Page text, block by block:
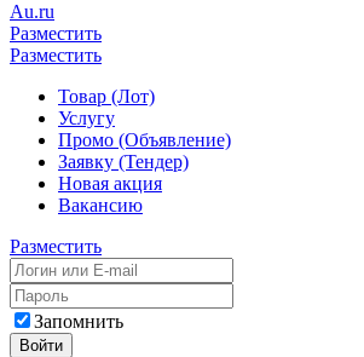
Au.ru
Разместить
Разместить
Товар (Лот)
Услугу
Промо (Объявление)
Заявку (Тендер)
Новая акция
Вакансию
Разместить
Запомнить
Войти